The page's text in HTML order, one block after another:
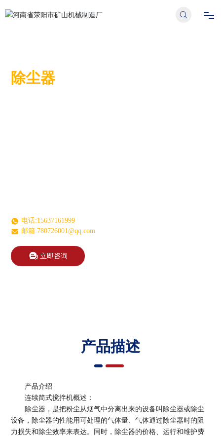
走进荥矿
除尘器
电话:15637161999
邮箱:780726001@qq.com
立即咨询
产品描述
产品介绍
连续筒式搅拌机概述：
除尘器，是把粉尘从烟气中分离出来的设备叫除尘器或除尘
设备，除尘器的性能用可处理的气体量、气体通过除尘器时的阻
力损失和除尘效率来表达。同时，除尘器的价格、运行和维护费